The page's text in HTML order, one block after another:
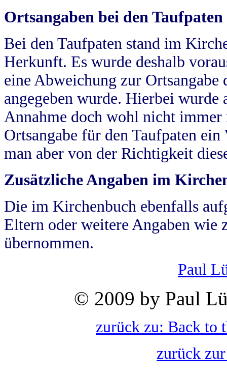
Ortsangaben bei den Taufpaten
Bei den Taufpaten stand im
Herkunft. Es wurde deshalb
eine Abweichung zur
angegeben wurde. Hierbei wurde
Annahme doch wohl nicht
Ortsangabe für den Taufpaten
man aber von der Richtigkeit
Zusätzliche Angaben im
Die im Kirchenbuch ebenfalls
Eltern oder weitere Angaben wie
übernommen.
Paul
© 2009 by Paul
zurück zu: Back to
zurück